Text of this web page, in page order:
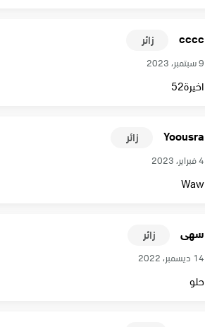
cccc زائر
9 سبتمبر، 2023
اخيرة52
Yoousra زائر
4 فبراير، 2023
Waw
سهى زائر
14 ديسمبر، 2022
حلو